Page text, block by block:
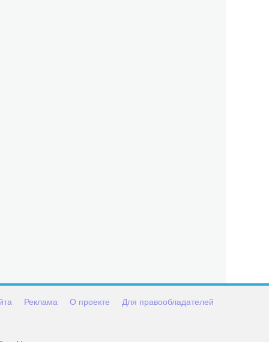
Реклама О проекте Для правообладателей